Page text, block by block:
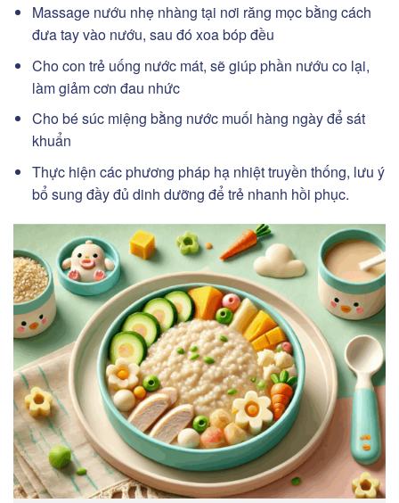
Massage nướu nhẹ nhàng tại nơi răng mọc bằng cách
đưa tay vào nướu, sau đó xoa bóp đều
Cho con trẻ uống nước mát, sẽ giúp phần nướu co lại,
làm giảm cơn đau nhức
Cho bé súc miệng bằng nước muối hàng ngày để sát
khuẩn
Thực hiện các phương pháp hạ nhiệt truyền thống, lưu ý
bổ sung đầy đủ dinh dưỡng để trẻ nhanh hồi phục.